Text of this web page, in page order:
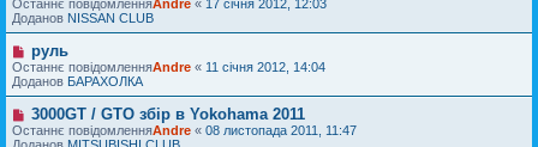
я
м
л
е
н
н
я
в
і
д
о
м
л
е
н
н
я
в
е
о
в
і
д
о
м
л
Останнє повідомленняAndre « 17 січня 2012, 12:03
Доданов NISSAN CLUB
Н
о
в
е
п
о
в
руль
Останнє повідомленняAndre « 11 січня 2012, 14:04
Доданов БАРАХОЛКА
Н
о
в
3000GT / GTO збір в Yokohama 2011
Останнє повідомленняAndre « 08 листопада 2011, 11:47
Доданов MITSUBISHI CLUB